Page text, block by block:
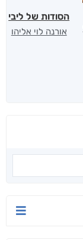
הסודות של ליבי
אורנה לוי אליהו